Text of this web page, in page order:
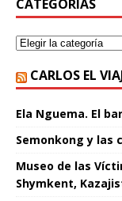
CATEGORÍAS
CARLOS EL
Ela Nguema. El
Semonkong y las
Museo de las
Shymkent,